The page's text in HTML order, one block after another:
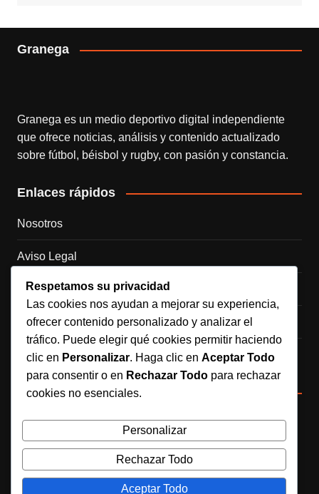
Granega
Granega es un medio deportivo digital independiente
que ofrece noticias, análisis y contenido actualizado
sobre fútbol, béisbol y rugby, con pasión y constancia.
Enlaces rápidos
Nosotros
Aviso Legal
Política de Cookies
Política de Privacidad
Contacto
Redes sociales
Síguenos en Instagram
Respetamos su privacidad
Las cookies nos ayudan a mejorar su experiencia,
ofrecer contenido personalizado y analizar el
tráfico. Puede elegir qué cookies permitir haciendo
clic en Personalizar. Haga clic en Aceptar Todo
para consentir o en Rechazar Todo para rechazar
cookies no esenciales.
Personalizar
Rechazar Todo
Aceptar Todo